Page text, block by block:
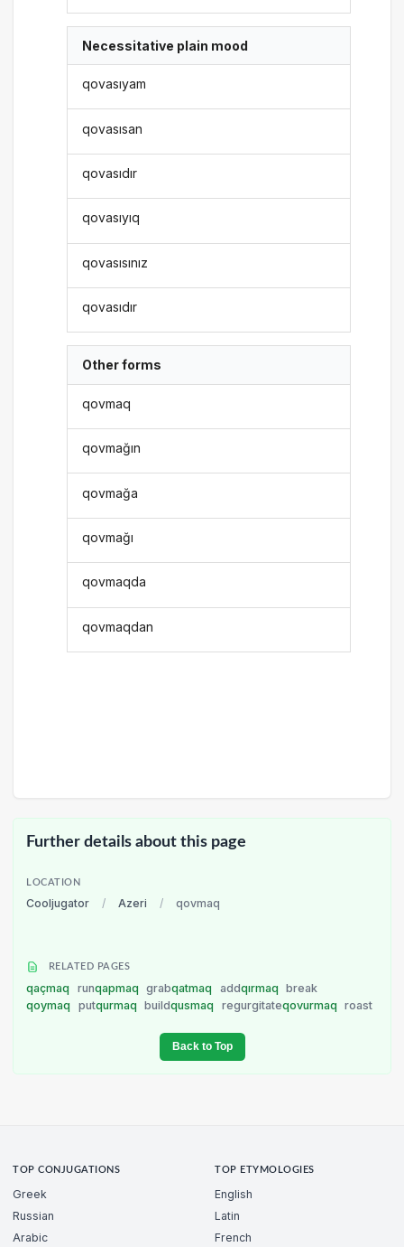
Necessitative plain mood
qovasıyam
qovasısan
qovasıdır
qovasıyıq
qovasısınız
qovasıdır
Other forms
qovmaq
qovmağın
qovmağa
qovmağı
qovmaqda
qovmaqdan
Further details about this page
LOCATION
Cooljugator / Azeri / qovmaq
RELATED PAGES
qaçmaq runqapmaq grabqatmaq addqırmaq
break
qoymaq
putqurmaq buildqusmaq regurgitateqovurmaq roast
Back to Top
TOP CONJUGATIONS
Greek
Russian
Arabic
TOP ETYMOLOGIES
English
Latin
French